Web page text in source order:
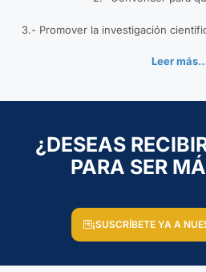
3.- Promover la investigación
Leer
¿DESEAS
PARA SER
¡SUSCRÍBETE YA A